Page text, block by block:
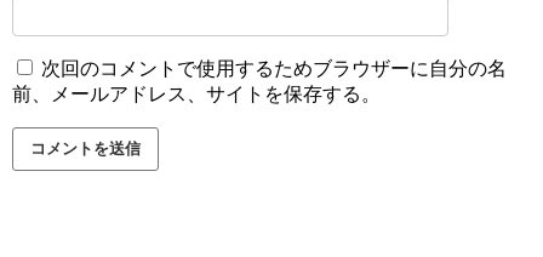
次回のコメントで使用するためブラウザーに自分の名
前、メールアドレス、サイトを保存する。